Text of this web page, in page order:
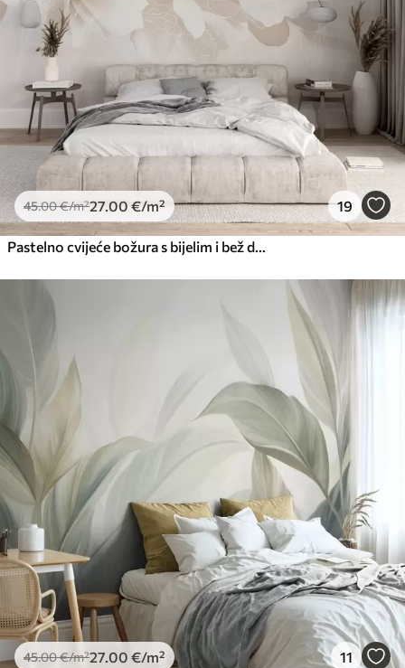
Premium vinil
.67 .00€/m²
Peel and Stick
81.6749 .00€ /m²
45.00€/m²27 .00 €/m² 19
45.00€/m²27 .00 €/m² 11